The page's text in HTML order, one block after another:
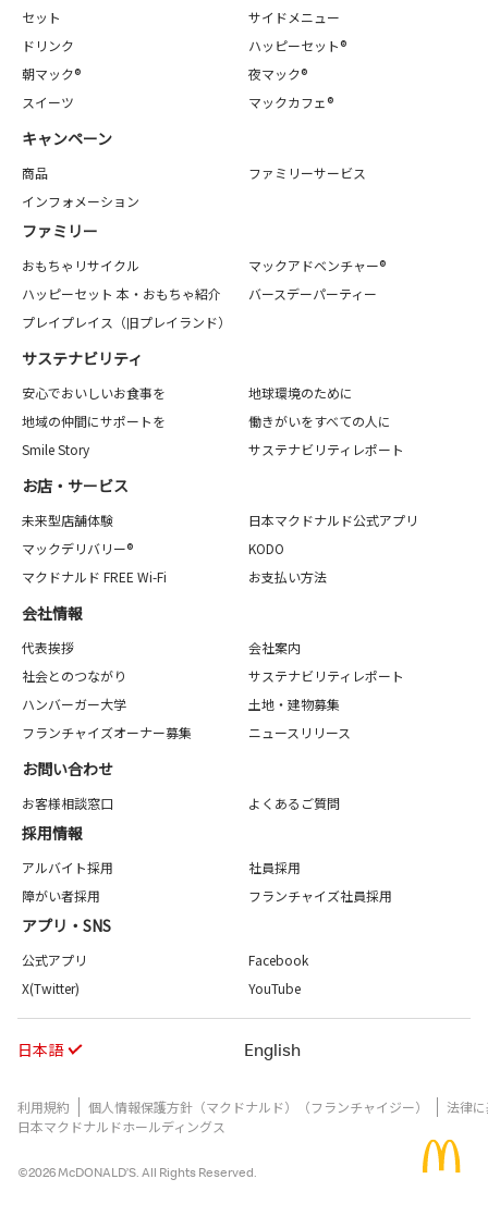
セット
サイドメニュー
ドリンク
ハッピーセット®
朝マック®
夜マック®
スイーツ
マックカフェ®
キャンペーン
商品
ファミリーサービス
インフォメーション
ファミリー
おもちゃリサイクル
マックアドベンチャー®
ハッピーセット 本・おもちゃ紹介
バースデーパーティー
プレイプレイス（旧プレイランド）
サステナビリティ
安心でおいしいお食事を
地球環境のために
地域の仲間にサポートを
働きがいをすべての人に
Smile Story
サステナビリティレポート
お店・サービス
未来型店舗体験
日本マクドナルド公式アプリ
マックデリバリー®
KODO
マクドナルド FREE Wi-Fi
お支払い方法
会社情報
代表挨拶
会社案内
社会とのつながり
サステナビリティレポート
ハンバーガー大学
土地・建物募集
フランチャイズオーナー募集
ニュースリリース
お問い合わせ
お客様相談窓口 よくあるご質問
採用情報
アルバイト採用
社員採用
障がい者採用
フランチャイズ社員採用
アプリ・SNS
公式アプリ
Facebook
X(Twitter)
YouTube
日本語 English
利用規約 個人情報保護方針（マクドナルド）（フランチャイジー）
法律
日本マクドナルドホールディングス
©2026 McDONALD’S. All Rights Reserved.